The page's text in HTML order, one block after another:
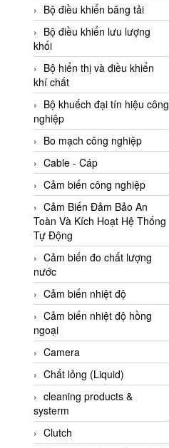
Advanced Energy Vietnam
Advantech Vietnam
Agate Vietnam
AGR International Vietnam
Aichi Tokei Denki Vietnam
Aii Vietnam
AIKOH
AINUO Vietnam
AIR MAJOR
Aira Euro Automation
Airtac Vietnam
Airtec Vietnam
AI-Tek Vietnam
Akerstroms Viet Nam
AKO Armaturen &
Separationstechnik
AKO Armaturen &
Separationstechnik Vietnam
AKUSENSE
ALA OFFICINE SPA
Albrecht-Automatik Viet
Bộ điều khiển băng tải
Bộ điều khiển lưu lượng
khối
Bộ hiển thị và điều khiển
khí chất
Bộ khuếch đại tín hiệu công
nghiệp
Bo mạch công nghiệp
Cable - Cáp
Cảm biến công nghiệp
Cảm Biến Đảm Bảo An
Toàn Và Kích Hoạt Hệ Thống
Tự Động
Cảm biến đo chất lượng
nước
Cảm biến nhiệt độ
Cảm biến nhiệt độ hồng
ngoại
Camera
Chất lỏng (Liquid)
cleaning products &
systerm
Clutch